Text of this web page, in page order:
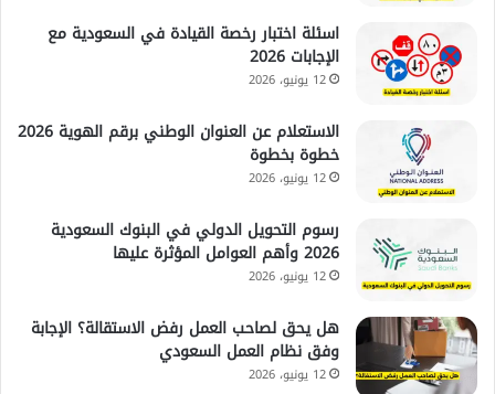
اسئلة اختبار رخصة القيادة في السعودية مع
الإجابات 2026
12 يونيو، 2026
الاستعلام عن العنوان الوطني برقم الهوية 2026
خطوة بخطوة
12 يونيو، 2026
رسوم التحويل الدولي في البنوك السعودية
2026 وأهم العوامل المؤثرة عليها
12 يونيو، 2026
هل يحق لصاحب العمل رفض الاستقالة؟ الإجابة
وفق نظام العمل السعودي
12 يونيو، 2026